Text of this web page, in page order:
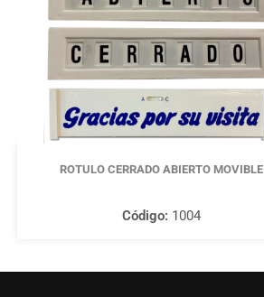
ROTULO CERRADO ABIERTO MOVIBLE
Código: 1004